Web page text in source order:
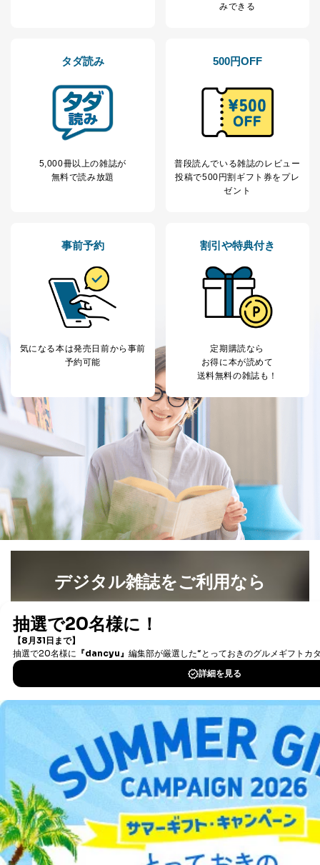
の通知を求められた場合には、遅滞なくこれに応じま
す。ただし、以下①～④のいずれかに該当する場合は、
利用目的の通知を行なうことはできません。そのとき
は、本人に遅滞無くその旨を通知するとともに、理由を
説明させていただきます。
①利用目的を本人に通知し、又は公表することによって
本人又は第三者の生命、身体、財産その他の権利利益を
③国の機関又は地方公共団体が法令の定める事務を遂行
用目的を本人に通知し、又は公表することによって当該
事務の遂行に支障を及ぼすおそれがあるとき
④開示対象個人情報の利用目的が明らかな場合
開示対象個人情報については、保有個人データの本人ま
（内容の訂正、追加または削除）、利用停止等（「利用
の停止または消去」「第三者への提供の停止」）の求め
に対応させていただいております。 当社顧客の皆様の
個人情報は「マイページ」にログインしていただくこと
で、訂正、追加、変更を行っていただくことが出来ま
す。マイページをご利用いただけない方、その他の方に
つきましては、下記Aをご覧ください。 また、ご登録い
ただいた個人情報のうち、市町村などの名称および郵便
番号、金融機関の名称あるいはクレジットカードの有効
期限など、商品のお届けやご請求を行う上で支障がある
情報に変更があった場合には、当社が登録情報を変更さ
せていただく場合があります。
A.開示等の求めの申し出先、提出していただく書面等
開示等の求めは、電話又は電子メールにて下記までお申
し付けください。開示等の求めに際して提出していただ
■電話による場合
株式会社富士山マガジンサービス 個人情報問い合わせ
係
受付時間：10:00～17:00（土、日、祝、年末年始休業）
e-mail：cs@fujisan.co.jp
B.開示等の対応に際して、以下記載の項目のうち2項目
以上での本人確認を実施させていただきます。
商品を購入された個人のお客様：氏名、住所、電話番
号、顧客番号、メールアドレス
商品を購入された法人のお客様：氏名、会社名、部署
名、会社住所、電話番号、顧客番号、メールアドレス
採用に応募された方：氏名、住所、所属学校（会社）
名
お取引先様：会社名、部署名、氏名、住所
株主様：氏名、住所、（会社名）
みできる
タダ読み
5,000冊以上の雑誌が
無料で読み放題
500円OFF
普段読んでいる雑誌のレビュー
投稿で500円割ギフト券をプレ
ゼント
事前予約
気になる本は発売日前から事前
予約可能
割引や特典付き
定期購読なら
お得に本が読めて
送料無料の雑誌も！
デジタル雑誌をご利用なら
書籍）が無料で読み放題！
DOWNLOAD FOR IOS
DOWNLOAD FOR ANDROID
ご利用方法はこちら
総合案内
アフィリエイト 採用情報